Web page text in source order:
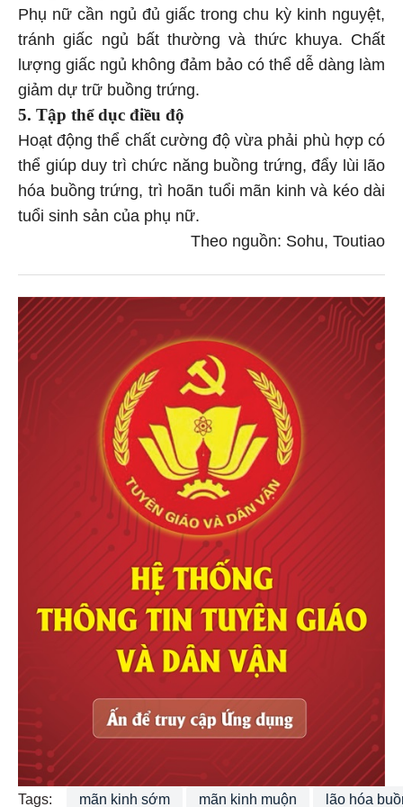
Phụ nữ cần ngủ đủ giấc trong chu kỳ kinh nguyệt,
tránh giấc ngủ bất thường và thức khuya. Chất
lượng giấc ngủ không đảm bảo có thể dễ dàng làm
giảm dự trữ buồng trứng.
5. Tập thể dục điều độ
Hoạt động thể chất cường độ vừa phải phù hợp có
thể giúp duy trì chức năng buồng trứng, đẩy lùi lão
hóa buồng trứng, trì hoãn tuổi mãn kinh và kéo dài
tuổi sinh sản của phụ nữ.
Theo nguồn: Sohu, Toutiao
Tags: mãn kinh sớm mãn kinh muộn lão hóa